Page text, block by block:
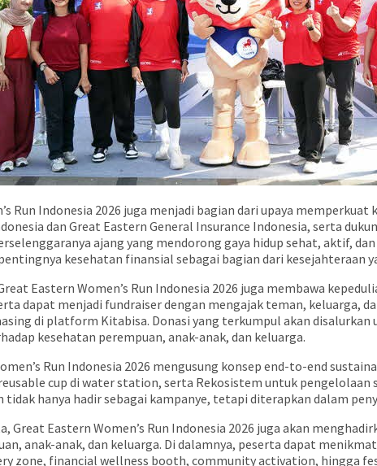
Run Indonesia 2026 juga menjadi bagian dari upaya
dan Great Eastern General Insurance Indonesia, serta
ajang yang mendorong gaya hidup sehat, aktif,
kesehatan finansial sebagai bagian dari kesejahteraan
Eastern Women’s Run Indonesia 2026 juga membawa
dapat menjadi fundraiser dengan mengajak teman, keluarga,
di platform Kitabisa. Donasi yang terkumpul akan disalurkan
kesehatan perempuan, anak-anak, dan keluarga.
Run Indonesia 2026 mengusung konsep end-to-end
cup di water station, serta Rekosistem untuk pengelolaan
hanya hadir sebagai kampanye, tetapi diterapkan dalam
Eastern Women’s Run Indonesia 2026 juga akan
anak-anak, dan keluarga. Di dalamnya, peserta dapat
zone, financial wellness booth, community activation, hingga